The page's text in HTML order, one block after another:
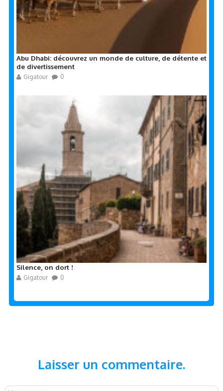
Abu Dhabi: découvrez un monde de culture, de détente et
de divertissement
Gigatour 0
Silence, on dort !
Gigatour 0
Laisser un commentaire.